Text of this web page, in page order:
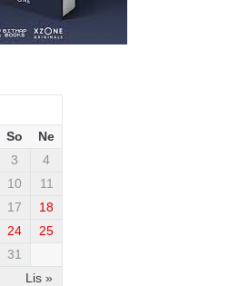
So Ne
Lis »
3
4
10
11
17
18
24
25
31